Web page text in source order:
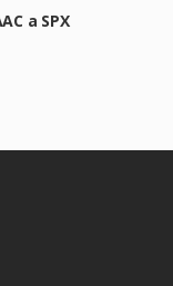
a SPX